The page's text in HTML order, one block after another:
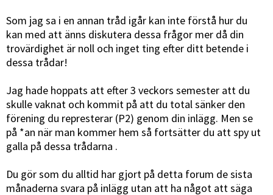
Som jag sa i en annan tråd igår kan inte förstå hur du
kan med att änns diskutera dessa frågor mer då din
trovärdighet är noll och inget ting efter ditt betende i
dessa trådar!
Jag hade hoppats att efter 3 veckors semester att du
skulle vaknat och kommit på att du total sänker den
förening du represterar (P2) genom din inlägg. Men se
på *an när man kommer hem så fortsätter du att spy ut
galla på dessa trådarna .
Du gör som du alltid har gjort på detta forum de sista
månaderna svara på inlägg utan att ha något att säga